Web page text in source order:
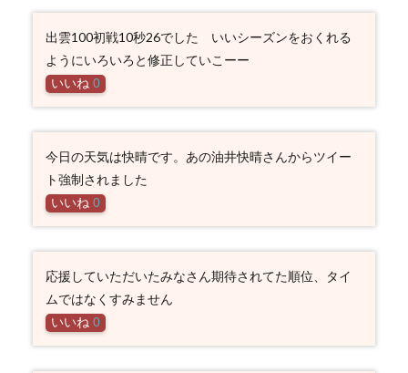
出雲100初戦10秒26でした いいシーズンをおくれる
ようにいろいろと修正していこーー
いいね 0
今日の天気は快晴です。あの油井快晴さんからツイー
ト強制されました
いいね 0
応援していただいたみなさん期待されてた順位、タイ
ムではなくすみません
いいね 0